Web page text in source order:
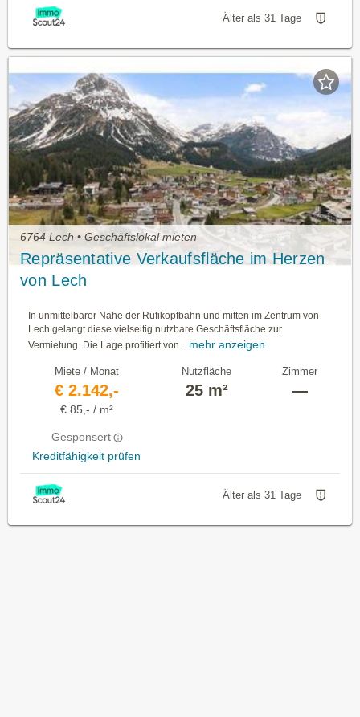
Älter als 31 Tage
6764 Lech • Geschäftslokal mieten
Repräsentative Verkaufsfläche im Herzen
von Lech
In unmittelbarer Nähe der Rüfikopfbahn und mitten im Zentrum von
Lech gelangt diese vielseitig nutzbare Geschäftsfläche zur
Vermietung. Die Lage profitiert von... mehr anzeigen
Miete / Monat
€ 2.142,-
€ 85,- / m²
Gesponsert
Kreditfähigkeit prüfen
Nutzfläche
25 m²
Zimmer
—
Älter als 31 Tage